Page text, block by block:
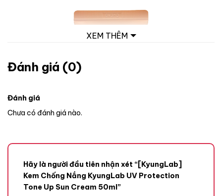
XEM THÊM
Đánh giá (0)
Đánh giá
Chưa có đánh giá nào.
Hãy là người đầu tiên nhận xét “[KyungLab]
Kem Chống Nắng KyungLab UV Protection
Tone Up Sun Cream 50ml”